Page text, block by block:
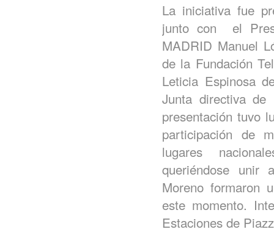
La iniciativa fue
junto con el
MADRID Manuel
de la Fundación
Leticia Espinosa
Junta directiva
presentación tuvo
participación de
lugares
queriéndose unir
Moreno formaron
este momento.
Estaciones de